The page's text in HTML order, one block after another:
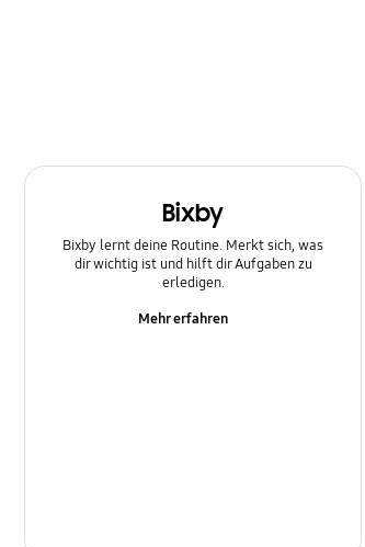
Software-Upgrade
Bixby
Bixby lernt deine Routine. Merkt sich, was
dir wichtig ist und hilft dir Aufgaben zu
erledigen.
Mehr erfahren